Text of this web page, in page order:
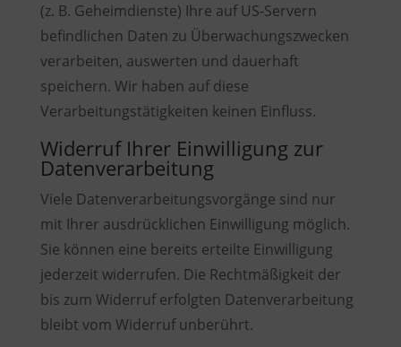
(z. B. Geheimdienste) Ihre auf US-Servern
befindlichen Daten zu Überwachungszwecken
verarbeiten, auswerten und dauerhaft
speichern. Wir haben auf diese
Verarbeitungstätigkeiten keinen Einfluss.
Widerruf Ihrer Einwilligung zur
Datenverarbeitung
Viele Datenverarbeitungsvorgänge sind nur
mit Ihrer ausdrücklichen Einwilligung möglich.
Sie können eine bereits erteilte Einwilligung
jederzeit widerrufen. Die Rechtmäßigkeit der
bis zum Widerruf erfolgten Datenverarbeitung
bleibt vom Widerruf unberührt.